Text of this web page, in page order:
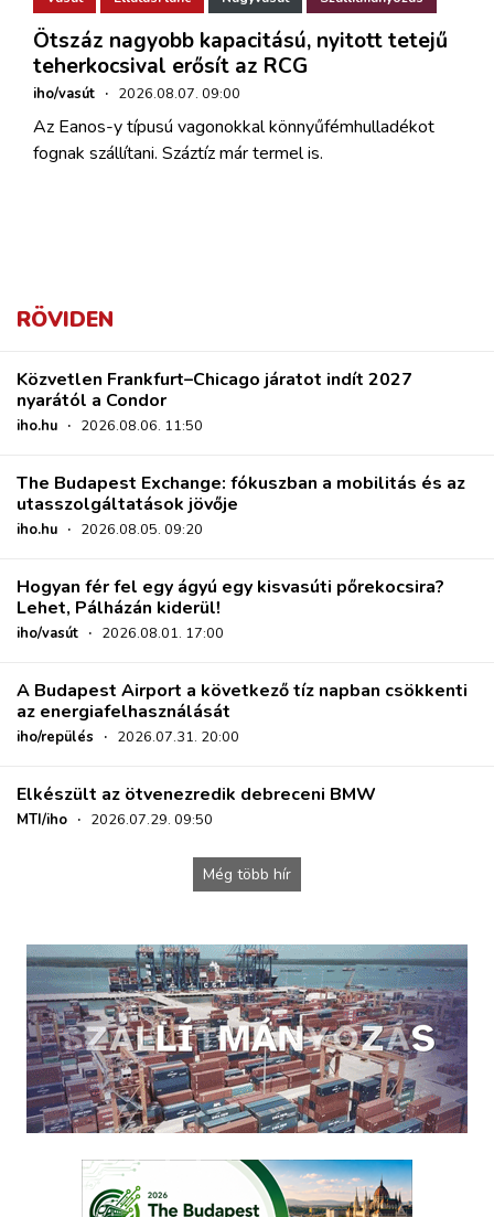
Ötszáz nagyobb kapacitású, nyitott tetejű
teherkocsival erősít az RCG
iho/vasút · 2026.08.07. 09:00
Az Eanos-y típusú vagonokkal könnyűfémhulladékot
fognak szállítani. Száztíz már termel is.
RÖVIDEN
Közvetlen Frankfurt–Chicago járatot indít 2027
nyarától a Condor
iho.hu · 2026.08.06. 11:50
The Budapest Exchange: fókuszban a mobilitás és az
utasszolgáltatások jövője
iho.hu · 2026.08.05. 09:20
Hogyan fér fel egy ágyú egy kisvasúti pőrekocsira?
Lehet, Pálházán kiderül!
iho/vasút · 2026.08.01. 17:00
A Budapest Airport a következő tíz napban csökkenti
az energiafelhasználását
iho/repülés · 2026.07.31. 20:00
Elkészült az ötvenezredik debreceni BMW
MTI/iho · 2026.07.29. 09:50
Még több hír